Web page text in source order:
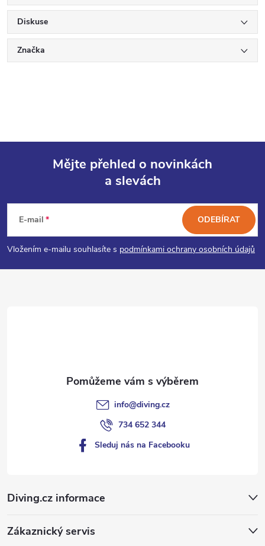
Diskuse
Značka
p
a
Mějte přehled o novinkách
a slevách
E-mail
Vložením e-mailu souhlasíte s podmínkami ochrany osobních údajů
ODEBÍRAT
Diving.cz informace
Zákaznický servis
info@diving.cz
734 652 344
Sleduj nás na Facebooku